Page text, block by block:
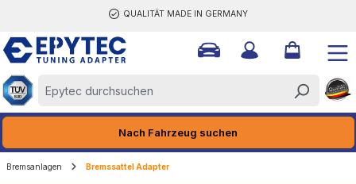
QUALITÄT MADE IN GERMANY
Nach Fahrzeug suchen
Bremsanlagen Bremssattel Adapter